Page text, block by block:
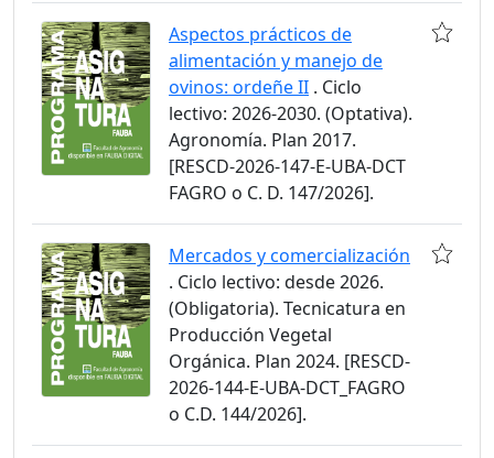
Aspectos prácticos de
alimentación y manejo de
ovinos: ordeñe II . Ciclo
lectivo: 2026-2030. (Optativa).
Agronomía. Plan 2017.
[RESCD-2026-147-E-UBA-DCT
FAGRO o C. D. 147/2026].
Mercados y comercialización
. Ciclo lectivo: desde 2026.
(Obligatoria). Tecnicatura en
Producción Vegetal
Orgánica. Plan 2024. [RESCD-
2026-144-E-UBA-DCT_FAGRO
o C.D. 144/2026].